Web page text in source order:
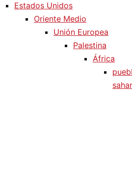
Estados Unidos
Oriente Medio
Unión Europea
Palestina
África